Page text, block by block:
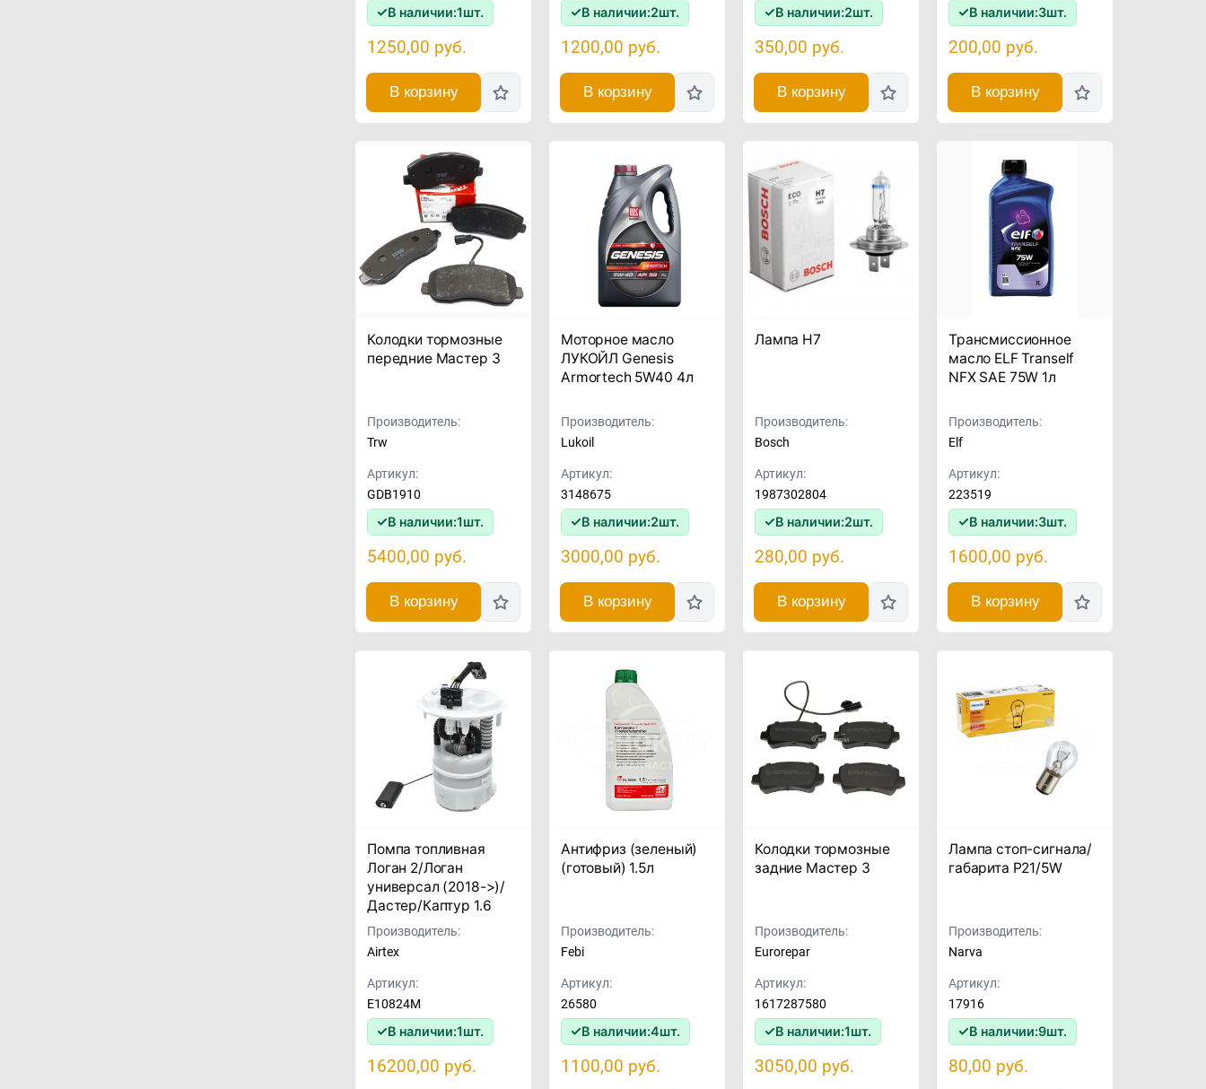
В наличии:1шт.
1250,00 руб.
В корзину
В наличии:2шт.
1200,00 руб.
В корзину
В наличии:2шт.
350,00 руб.
В корзину
В наличии:3шт.
200,00 руб.
В корзину
Колодки тормозные
передние Мастер 3
Производитель:
Trw
Артикул:
GDB1910
В наличии:1шт.
5400,00 руб.
В корзину
Моторное масло
ЛУКОЙЛ Genesis
Armortech 5W40 4л
Производитель:
Lukoil
Артикул:
3148675
В наличии:2шт.
3000,00 руб.
В корзину
Лампа H7
Производитель:
Bosch
Артикул:
1987302804
В наличии:2шт.
280,00 руб.
В корзину
Трансмиссионное
масло ELF Tranself
NFX SAE 75W 1л
Производитель:
Elf
Артикул:
223519
В наличии:3шт.
1600,00 руб.
В корзину
Помпа топливная
Логан 2/Логан
универсал (2018->)/
Дастер/Каптур 1.6
Производитель:
Airtex
Артикул:
E10824M
В наличии:1шт.
16200,00 руб.
Антифриз (зеленый)
(готовый) 1.5л
Производитель:
Febi
Артикул:
26580
В наличии:4шт.
1100,00 руб.
Колодки тормозные
задние Мастер 3
Производитель:
Eurorepar
Артикул:
1617287580
В наличии:1шт.
3050,00 руб.
Лампа стоп-сигнала/
габарита P21/5W
Производитель:
Narva
Артикул:
17916
В наличии:9шт.
80,00 руб.